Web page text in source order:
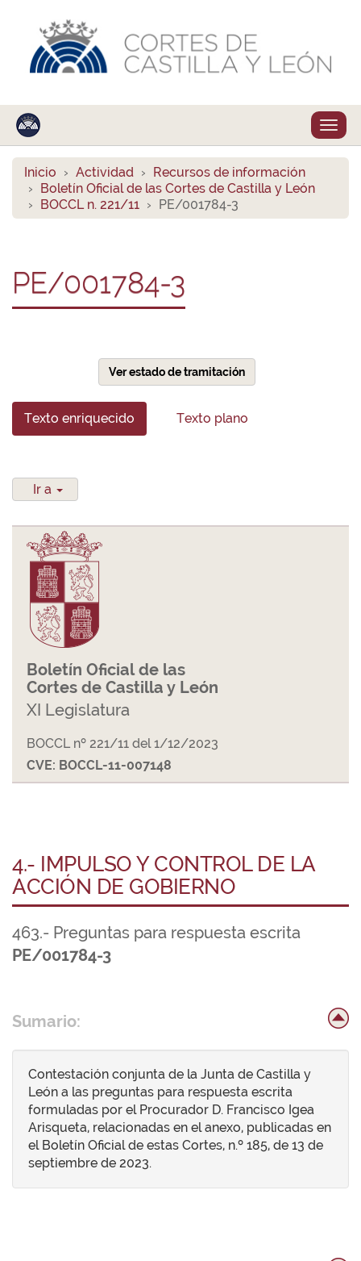
Inicio Actividad
Recursos de información
Boletín Oficial de las Cortes de Castilla y León
BOCCL n. 221/11
PE/001784-3
PE/001784-3
Ver estado de tramitación
Texto enriquecido Texto plano
Ir a
Boletín Oficial de las
Cortes de Castilla y León
XI Legislatura
BOCCL nº 221/11 del 1/12/2023
CVE: BOCCL-11-007148
4.- IMPULSO Y CONTROL DE LA
ACCIÓN DE GOBIERNO
463.- Preguntas para respuesta escrita
PE/001784-3
Sumario:
Contestación conjunta de la Junta de Castilla y
León a las preguntas para respuesta escrita
formuladas por el Procurador D. Francisco Igea
Arisqueta, relacionadas en el anexo, publicadas en
el Boletín Oficial de estas Cortes, n.º 185, de 13 de
septiembre de 2023.